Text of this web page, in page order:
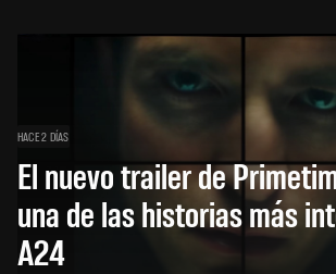
HACE 2 DÍAS
El nuevo trailer de
una de las historias más
A24